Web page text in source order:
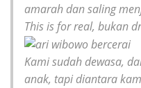
amarah dan saling
This is for real, bukan
Kami sudah dewasa,
anak, tapi diantara